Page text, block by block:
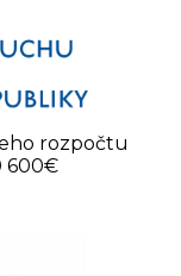
rozpočtu
600€